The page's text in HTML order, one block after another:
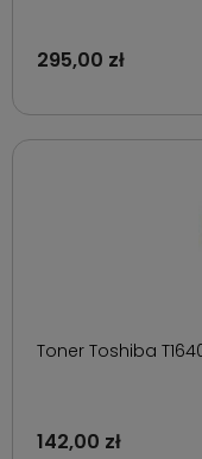
295,00 zł
Toner Toshiba
142,00 zł